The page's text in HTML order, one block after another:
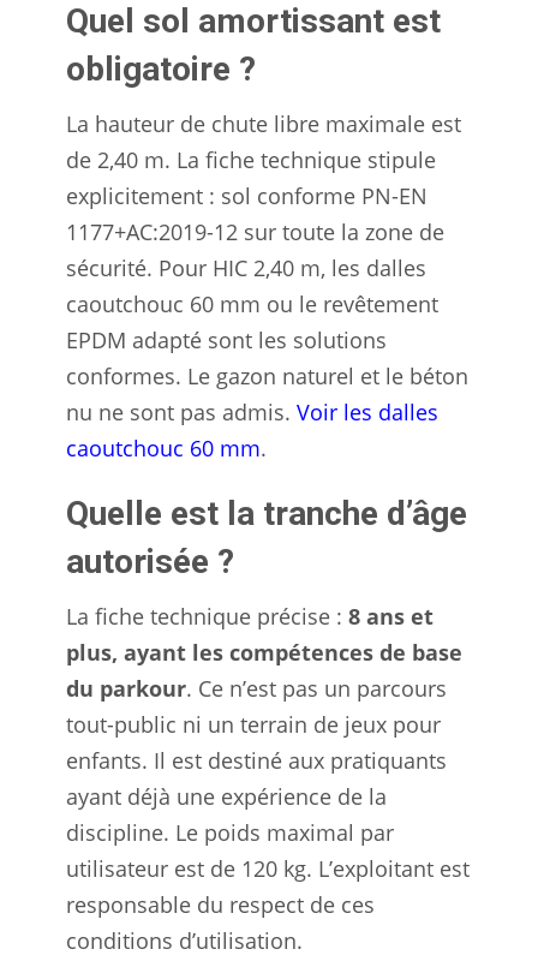
Quel sol amortissant est
obligatoire ?
La hauteur de chute libre maximale est
de 2,40 m. La fiche technique stipule
explicitement : sol conforme PN-EN
1177+AC:2019-12 sur toute la zone de
sécurité. Pour HIC 2,40 m, les dalles
caoutchouc 60 mm ou le revêtement
EPDM adapté sont les solutions
conformes. Le gazon naturel et le béton
nu ne sont pas admis. Voir les dalles
caoutchouc 60 mm.
Quelle est la tranche d’âge
autorisée ?
La fiche technique précise : 8 ans et
plus, ayant les compétences de base
du parkour. Ce n’est pas un parcours
tout-public ni un terrain de jeux pour
enfants. Il est destiné aux pratiquants
ayant déjà une expérience de la
discipline. Le poids maximal par
utilisateur est de 120 kg. L’exploitant est
responsable du respect de ces
conditions d’utilisation.